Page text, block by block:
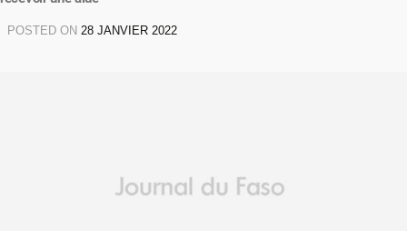
POSTED ON 28 JANVIER 2022